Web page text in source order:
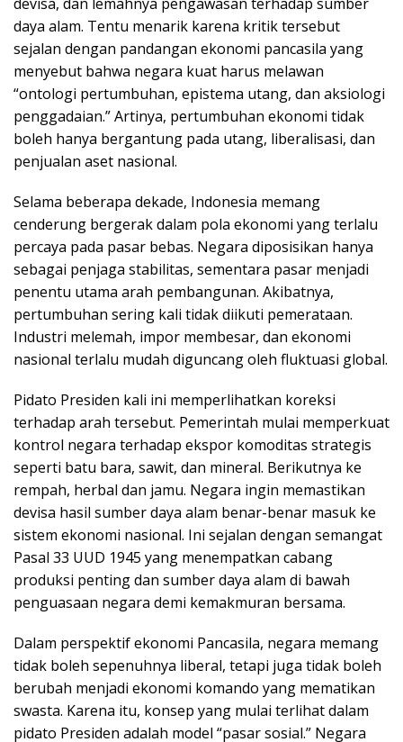
daya alam. Tentu menarik karena kritik tersebut
sejalan dengan pandangan ekonomi pancasila yang
menyebut bahwa negara kuat harus melawan
“ontologi pertumbuhan, epistema utang, dan aksiologi
penggadaian.” Artinya, pertumbuhan ekonomi tidak
boleh hanya bergantung pada utang, liberalisasi, dan
penjualan aset nasional.
Selama beberapa dekade, Indonesia memang
cenderung bergerak dalam pola ekonomi yang terlalu
percaya pada pasar bebas. Negara diposisikan hanya
sebagai penjaga stabilitas, sementara pasar menjadi
penentu utama arah pembangunan. Akibatnya,
pertumbuhan sering kali tidak diikuti pemerataan.
Industri melemah, impor membesar, dan ekonomi
nasional terlalu mudah diguncang oleh fluktuasi global.
Pidato Presiden kali ini memperlihatkan koreksi
terhadap arah tersebut. Pemerintah mulai memperkuat
kontrol negara terhadap ekspor komoditas strategis
seperti batu bara, sawit, dan mineral. Berikutnya ke
rempah, herbal dan jamu. Negara ingin memastikan
devisa hasil sumber daya alam benar-benar masuk ke
sistem ekonomi nasional. Ini sejalan dengan semangat
Pasal 33 UUD 1945 yang menempatkan cabang
produksi penting dan sumber daya alam di bawah
penguasaan negara demi kemakmuran bersama.
Dalam perspektif ekonomi Pancasila, negara memang
tidak boleh sepenuhnya liberal, tetapi juga tidak boleh
berubah menjadi ekonomi komando yang mematikan
swasta. Karena itu, konsep yang mulai terlihat dalam
pidato Presiden adalah model “pasar sosial.” Negara